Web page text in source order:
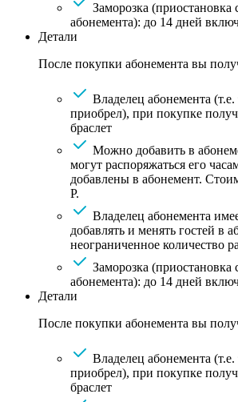
Заморозка (приостановка
абонемента): до 14 дней
Детали
После покупки абонемента вы
Владелец абонемента (т.е.
приобрел), при покупке
браслет
Можно добавить в
могут распоряжаться его
добавлены в абонемент.
Р.
Владелец абонемента
добавлять и менять гостей в
неограниченное количество
Заморозка (приостановка
абонемента): до 14 дней
Детали
После покупки абонемента вы
Владелец абонемента (т.е.
приобрел), при покупке
браслет